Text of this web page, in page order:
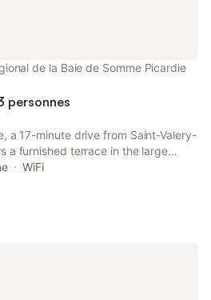
de la Baie de Somme Picardie
personnes
a 17-minute drive from Saint-Valery-
a furnished terrace in the large
Le Crotoy Beach and all of the
WiFi